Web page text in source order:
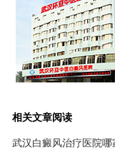
相关文章阅读
武汉白癜风治疗医院